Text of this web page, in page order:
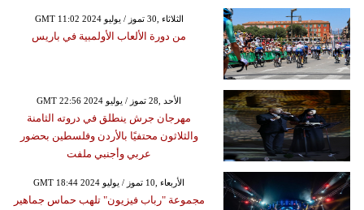
GMT 11:02 2024 الثلاثاء ,30 تموز / يوليو
من دورة الألعاب الأولمبية في باريس
GMT 22:56 2024 الأحد ,28 تموز / يوليو
مهرجان جرش ينطلق في دروته الثامنة
والثلاثون محتفيًا بالأردن وفلسطين بحضور
عربي وأجنبي ملفت
GMT 18:44 2024 الأربعاء ,10 تموز / يوليو
مجموعة "رباب فيزيون" تلهب حماس جماهير